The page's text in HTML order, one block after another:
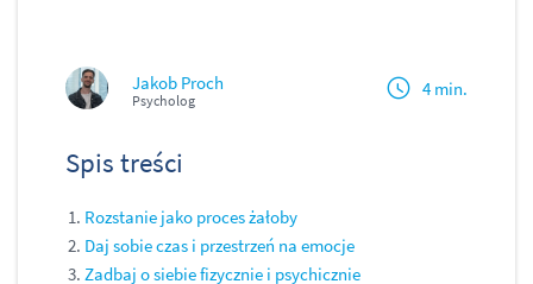
Jakob Proch
Psycholog
4 min.
Spis treści
Rozstanie jako proces żałoby
Daj sobie czas i przestrzeń na emocje
Zadbaj o siebie fizycznie i psychicznie